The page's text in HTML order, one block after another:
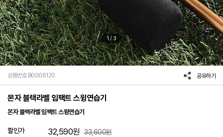
1 /3
상품번호 B0006120 공유하기
몬자 블랙라벨 임팩트 스윙연습기
몬자 블랙라벨 임팩트 스윙연습기
할인가 32,590원 33,600원